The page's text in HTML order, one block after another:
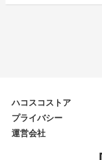
ハコスコストア
プライバシー
運営会社